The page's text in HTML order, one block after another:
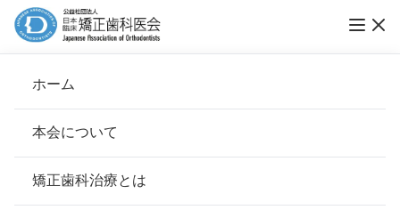
ホーム
本会について
会長挨拶
矯正歯科治療とは
vol.39 若年層が抱く矯正歯科治療のイメージと
現実
トレンドウォッチ